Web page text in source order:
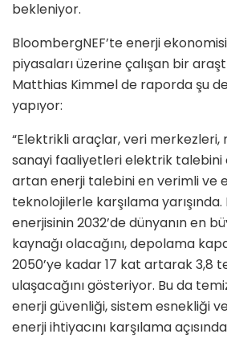
bekleniyor.
BloombergNEF’te enerji
piyasaları üzerine çalışan bir
Matthias Kimmel de raporda şu
yapıyor:
“Elektrikli araçlar, veri merkezleri,
sanayi faaliyetleri elektrik talebini
artan enerji talebini en verimli ve
teknolojilerle karşılama
enerjisinin 2032’de dünyanın en
kaynağı olacağını, depolama
2050’ye kadar 17 kat artarak 3,8
ulaşacağını gösteriyor. Bu da
enerji güvenliği, sistem esnekliği
enerji ihtiyacını karşılama